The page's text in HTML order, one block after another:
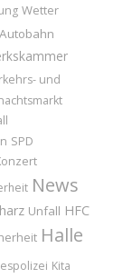
Wetter
Autobahn
und
SPD
News
Unfall HFC
Halle
Kita